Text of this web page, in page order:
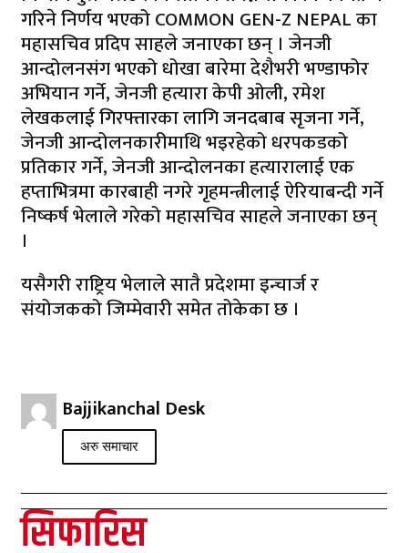
गरिने निर्णय भएको COMMON GEN-Z NEPAL का
महासचिव प्रदिप साहले जनाएका छन् । जेनजी
आन्दोलनसंग भएको धोखा बारेमा देशैभरी भण्डाफोर
अभियान गर्ने, ⁠जेनजी हत्यारा केपी ओली, रमेश
लेखकलाई गिरफ्तारका लागि जनदबाब सृजना गर्ने,
⁠जेनजी आन्दोलनकारीमाथि भइरहेको धरपकडको
प्रतिकार गर्ने, ⁠जेनजी आन्दोलनका हत्यारालाई एक
हप्ताभित्रमा कारबाही नगरे गृहमन्त्रीलाई ऐरियाबन्दी गर्ने
निष्कर्ष भेलाले गरेको महासचिव साहले जनाएका छन्
।
यसैगरी राष्ट्रिय भेलाले सातै प्रदेशमा इन्चार्ज र
संयोजकको जिम्मेवारी समेत तोकेका छ ।
Bajjikanchal Desk
अरु समाचार
सिफारिस